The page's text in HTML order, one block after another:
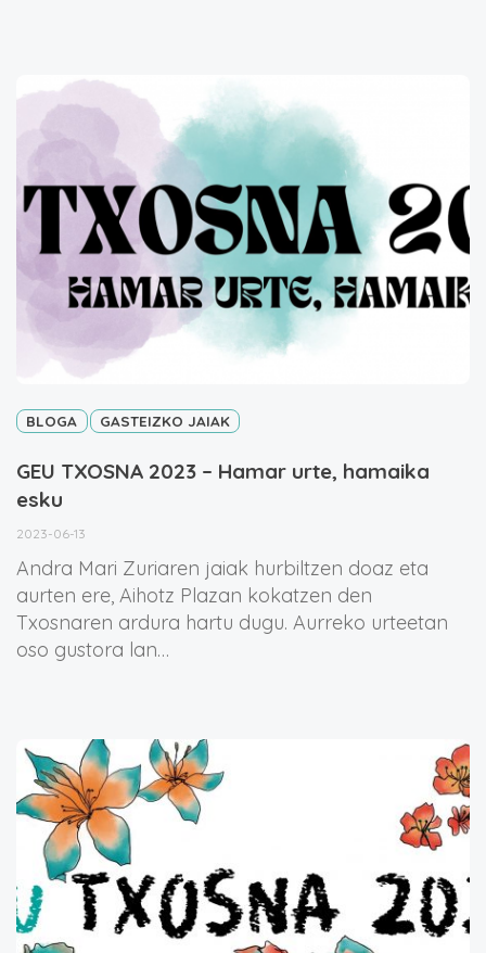
BLOGA GASTEIZKO JAIAK
GEU TXOSNA 2023 – Hamar urte, hamaika
esku
2023-06-13
Andra Mari Zuriaren jaiak hurbiltzen doaz eta
aurten ere, Aihotz Plazan kokatzen den
Txosnaren ardura hartu dugu. Aurreko urteetan
oso gustora lan…